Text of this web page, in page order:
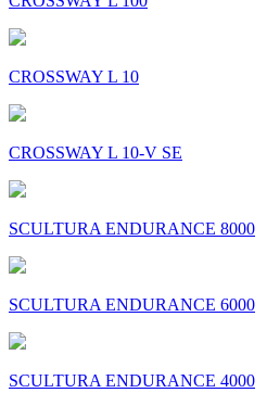
CROSSWAY L 10
CROSSWAY L 10-V SE
SCULTURA ENDURANCE 8000
SCULTURA ENDURANCE 6000
SCULTURA ENDURANCE 4000